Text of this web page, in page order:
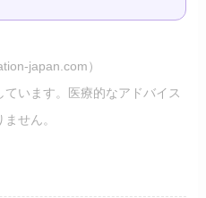
japan.com）
います。医療的なアドバイス
せん。